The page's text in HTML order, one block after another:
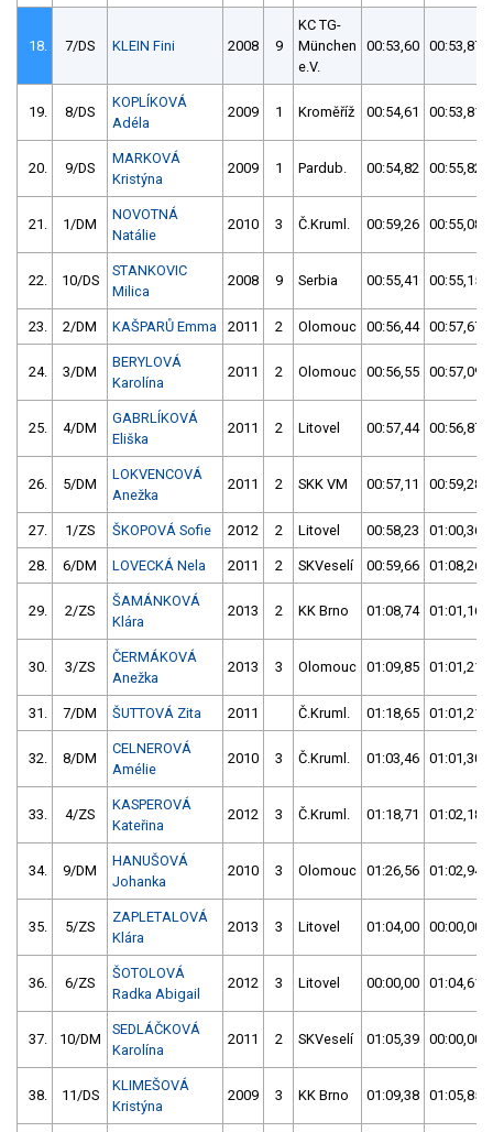
18. 7/DS KLEIN Fini 2008 9
KC TG-
München
e.V.
00:53,60 00:53,87
19. 8/DS
KOPLÍKOVÁ
Adéla
2009 1 Kroměříž 00:54,61 00:53,81
20. 9/DS
MARKOVÁ
Kristýna
2009 1 Pardub. 00:54,82 00:55,82
21. 1/DM
NOVOTNÁ
Natálie
2010 3 Č.Kruml. 00:59,26 00:55,08
22. 10/DS
STANKOVIC
Milica
2008 9 Serbia 00:55,41 00:55,15
23. 2/DM KAŠPARŮ Emma 2011 2 Olomouc 00:56,44 00:57,67
24. 3/DM
BERYLOVÁ
Karolína
2011 2 Olomouc 00:56,55 00:57,09
25. 4/DM
GABRLÍKOVÁ
Eliška
2011 2 Litovel 00:57,44 00:56,87
26. 5/DM
LOKVENCOVÁ
Anežka
2011 2 SKK VM 00:57,11 00:59,28
27. 1/ZS ŠKOPOVÁ Sofie 2012 2 Litovel 00:58,23 01:00,36
28. 6/DM LOVECKÁ Nela 2011 2 SKVeselí 00:59,66 01:08,26
29. 2/ZS
ŠAMÁNKOVÁ
Klára
2013 2 KK Brno 01:08,74 01:01,16
30. 3/ZS
ČERMÁKOVÁ
Anežka
2013 3 Olomouc 01:09,85 01:01,21
31. 7/DM ŠUTTOVÁ Zita 2011 Č.Kruml. 01:18,65 01:01,21
32. 8/DM
CELNEROVÁ
Amélie
2010 3 Č.Kruml. 01:03,46 01:01,30
33. 4/ZS
KASPEROVÁ
Kateřina
2012 3 Č.Kruml. 01:18,71 01:02,18
34. 9/DM
HANUŠOVÁ
Johanka
2010 3 Olomouc 01:26,56 01:02,94
35. 5/ZS
ZAPLETALOVÁ
Klára
2013 3 Litovel 01:04,00 00:00,00
36. 6/ZS
ŠOTOLOVÁ
Radka Abigail
2012 3 Litovel 00:00,00 01:04,61
37. 10/DM
SEDLÁČKOVÁ
Karolína
2011 2 SKVeselí 01:05,39 00:00,00
38. 11/DS
KLIMEŠOVÁ
Kristýna
2009 3 KK Brno 01:09,38 01:05,85